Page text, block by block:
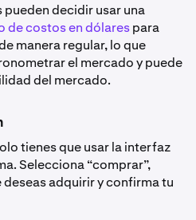
decidir usar una
de costos en dólarespara
manera regular, lo que
el mercado y puede
del mercado.
tienes que usar la interfaz
Selecciona “comprar”,
adquirir y confirma tu